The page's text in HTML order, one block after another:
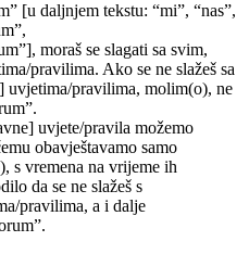
[u daljnjem tekstu: “mi”, “nas”,
moraš se slagati sa svim,
pravilima. Ako se ne slažeš sa
uvjetima/pravilima, molim(o), ne
uvjete/pravila možemo
obavještavamo samo
s vremena na vrijeme ih
da se ne slažeš s
pravilima, a i dalje